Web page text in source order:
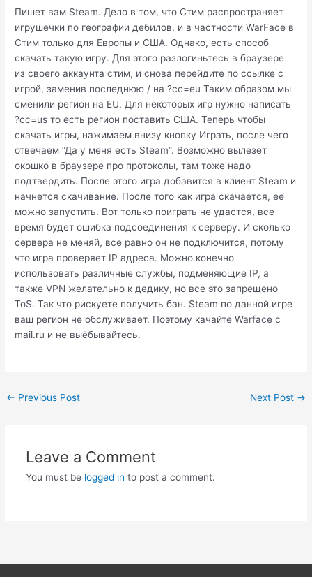
Пишет вам Steam. Дело в том, что Стим распространяет
игрушечки по географии дебилов, и в частности WarFace в
Стим только для Европы и США. Однако, есть способ
скачать такую игру. Для этого разлогиньтесь в браузере
из своего аккаунта стим, и снова перейдите по ссылке с
игрой, заменив последнюю / на ?cc=eu Таким образом мы
сменили регион на EU. Для некоторых игр нужно написать
?cc=us то есть регион поставить США. Теперь чтобы
скачать игры, нажимаем внизу кнопку Играть, после чего
отвечаем “Да у меня есть Steam”. Возможно вылезет
окошко в браузере про протоколы, там тоже надо
подтвердить. После этого игра добавится в клиент Steam и
начнется скачивание. После того как игра скачается, ее
можно запустить. Вот только поиграть не удастся, все
время будет ошибка подсоединения к серверу. И сколько
сервера не меняй, все равно он не подключится, потому
что игра проверяет IP адреса. Можно конечно
использовать различные службы, подменяющие IP, а
также VPN желательно к дедику, но все это запрещено
ToS. Так что рискуете получить бан. Steam по данной игре
ваш регион не обслуживает. Поэтому качайте Warface с
mail.ru и не выёбывайтесь.
Post
← Previous Post Next Post →
Leave a Comment
You must be logged in to post a comment.